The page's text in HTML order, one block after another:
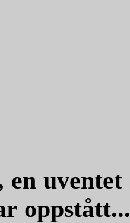
en uventet
oppstått...